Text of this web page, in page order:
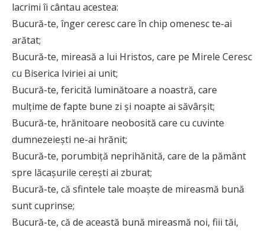
lacrimi îi cântau acestea:
Bucură-te, înger ceresc care în chip omenesc te-ai
arătat;
Bucură-te, mireasă a lui Hristos, care pe Mirele Ceresc
cu Biserica Iviriei ai unit;
Bucură-te, fericită luminătoare a noastră, care
mulțime de fapte bune zi și noapte ai săvârșit;
Bucură-te, hrănitoare neobosită care cu cuvinte
dumnezeiești ne-ai hrănit;
Bucură-te, porumbiță neprihănită, care de la pământ
spre lăcașurile cerești ai zburat;
Bucură-te, că sfintele tale moaște de mireasmă bună
sunt cuprinse;
Bucură-te, că de această bună mireasmă noi, fiii tăi,